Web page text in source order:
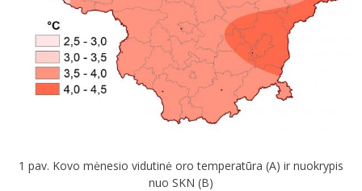
1 pav. Kovo mėnesio vidutinė oro temperatūra (A) ir nuokrypis
nuo SKN (B)